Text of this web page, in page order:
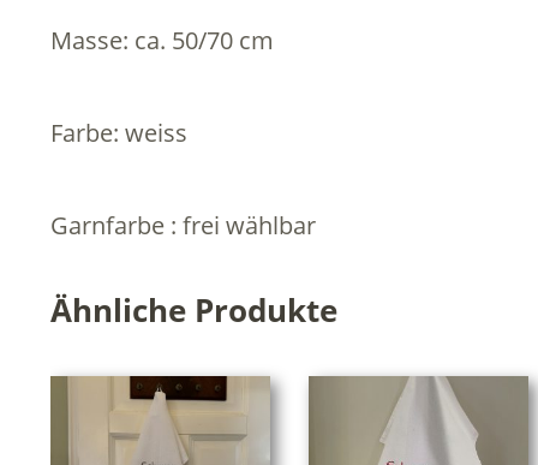
Masse: ca. 50/70 cm
Farbe: weiss
Garnfarbe : frei wählbar
Ähnliche Produkte